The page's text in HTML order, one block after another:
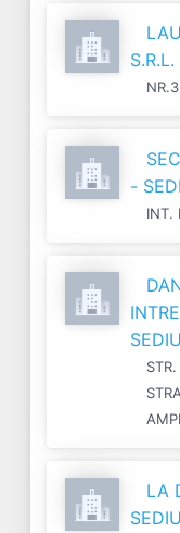
S.R.L.
-
INT.
LA